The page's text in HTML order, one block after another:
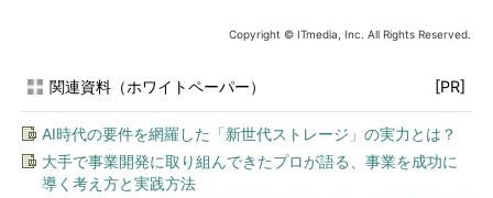
Copyright © ITmedia, Inc. All Rights Reserved.
関連資料（ホワイトペーパー） [PR]
AI時代の要件を網羅した「新世代ストレージ」の実力とは？
大手で事業開発に取り組んできたプロが語る、事業を成功に
導く考え方と実践方法